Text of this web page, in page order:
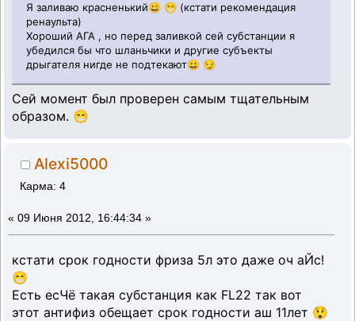
Я заливаю красненький😀 😁 (кстати рекомендация
ренаульта)
Хороший АГА , но перед заливкой сей субстанции я
убедился бы что шланьчики и другие субъекты
дрыгателя нигде не подтекают😀 😏
Сей момент был проверен самым тщательным
образом. 😁
Alexi5000
Карма: 4
« 09 Июня 2012, 16:44:34 »
кстати срок годности фриза 5л это даже оч аЙс!
😁
Есть есЧё такая субстанция как FL22 так вот
этот антифиз обещает срок годности аш 11лет 😲